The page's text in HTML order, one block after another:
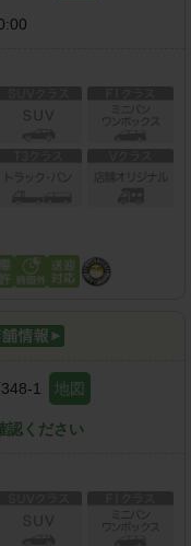
1 地図
認ください